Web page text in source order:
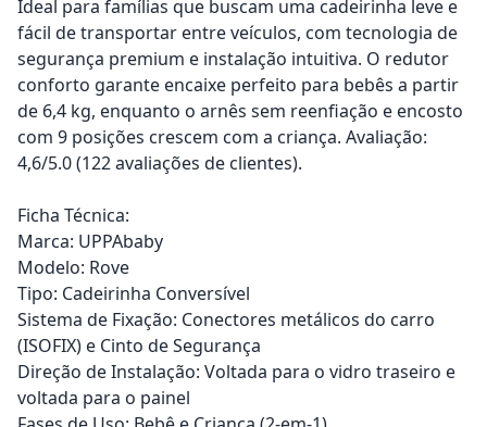
Ideal para famílias que buscam uma cadeirinha leve e
fácil de transportar entre veículos, com tecnologia de
segurança premium e instalação intuitiva. O redutor
conforto garante encaixe perfeito para bebês a partir
de 6,4 kg, enquanto o arnês sem reenfiação e encosto
com 9 posições crescem com a criança. Avaliação:
4,6/5.0 (122 avaliações de clientes).
Ficha Técnica:
Marca: UPPAbaby
Modelo: Rove
Tipo: Cadeirinha Conversível
Sistema de Fixação: Conectores metálicos do carro
(ISOFIX) e Cinto de Segurança
Direção de Instalação: Voltada para o vidro traseiro e
voltada para o painel